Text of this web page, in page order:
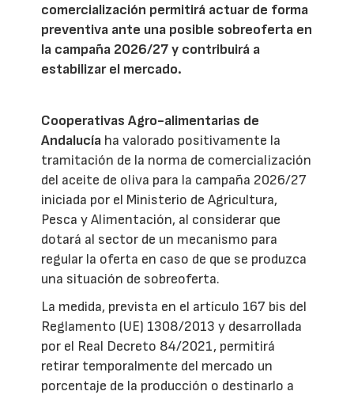
comercialización permitirá actuar de forma
preventiva ante una posible sobreoferta en
la campaña 2026/27 y contribuirá a
estabilizar el mercado.
Cooperativas Agro-alimentarias de
Andalucía ha valorado positivamente la
tramitación de la norma de comercialización
del aceite de oliva para la campaña 2026/27
iniciada por el Ministerio de Agricultura,
Pesca y Alimentación, al considerar que
dotará al sector de un mecanismo para
regular la oferta en caso de que se produzca
una situación de sobreoferta.
La medida, prevista en el artículo 167 bis del
Reglamento (UE) 1308/2013 y desarrollada
por el Real Decreto 84/2021, permitirá
retirar temporalmente del mercado un
porcentaje de la producción o destinarlo a